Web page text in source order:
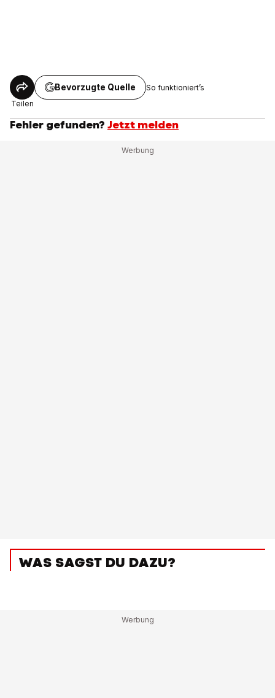
Teilen
Bevorzugte Quelle So funktioniert’s
Fehler gefunden? Jetzt melden
WAS SAGST DU DAZU?